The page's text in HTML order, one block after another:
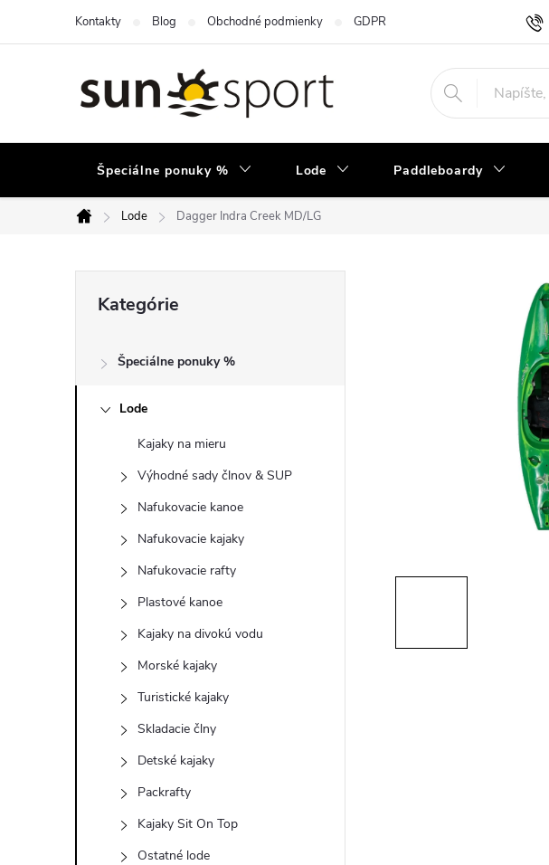
Kontakty Blog Obchodné podmienky GDPR
Špeciálne ponuky % Lode Paddleboardy
Domov
Lode Dagger Indra Creek MD/LG
č
kategórie
Kategórie
Špeciálne ponuky %
Lode
Kajaky na mieru
Výhodné sady člnov & SUP
Nafukovacie kanoe
Nafukovacie kajaky
Nafukovacie rafty
Plastové kanoe
Kajaky na divokú vodu
Morské kajaky
Turistické kajaky
Skladacie člny
Detské kajaky
Packrafty
Kajaky Sit On Top
Ostatné lode